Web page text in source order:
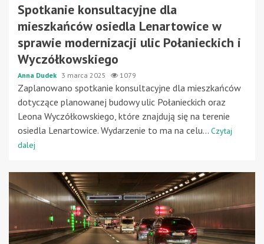
Spotkanie konsultacyjne dla
mieszkańców osiedla Lenartowice w
sprawie modernizacji ulic Połanieckich i
Wyczółkowskiego
Anna Dudek 3 marca 2025 1079
Zaplanowano spotkanie konsultacyjne dla mieszkańców
dotyczące planowanej budowy ulic Połanieckich oraz
Leona Wyczółkowskiego, które znajdują się na terenie
osiedla Lenartowice. Wydarzenie to ma na celu... Czytaj
dalej